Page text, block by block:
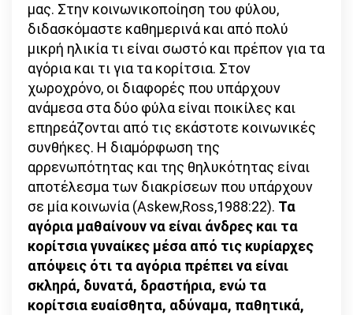
μας. Στην κοινωνικοποίηση του φύλου,
διδασκόμαστε καθημερινά και από πολύ
μικρή ηλικία τι είναι σωστό και πρέπον για τα
αγόρια και τι για τα κορίτσια. Στον
χωροχρόνο, οι διαφορές που υπάρχουν
ανάμεσα στα δύο φύλα είναι ποικίλες και
επηρεάζονται από τις εκάστοτε κοινωνικές
συνθήκες. Η διαμόρφωση της
αρρενωπότητας και της θηλυκότητας είναι
αποτέλεσμα των διακρίσεων που υπάρχουν
σε μία κοινωνία (Askew,Ross,1988:22). Τα
αγόρια μαθαίνουν να είναι άνδρες και τα
κορίτσια γυναίκες μέσα από τις κυρίαρχες
απόψεις ότι τα αγόρια πρέπει να είναι
σκληρά, δυνατά, δραστήρια, ενώ τα
κορίτσια ευαίσθητα, αδύναμα, παθητικά,